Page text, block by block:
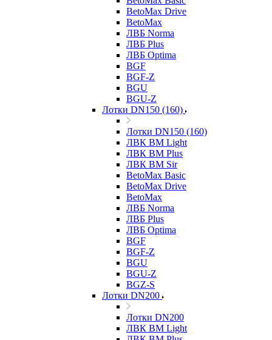
BetoMax Drive
BetoMax
ЛВБ Norma
ЛВБ Plus
ЛВБ Optima
BGF
BGF-Z
BGU
BGU-Z
Лотки DN150 (160)
Лотки DN150 (160)
ЛВК ВМ Light
ЛВК ВМ Plus
ЛВК ВМ Sir
BetoMax Basic
BetoMax Drive
BetoMax
ЛВБ Norma
ЛВБ Plus
ЛВБ Optima
BGF
BGF-Z
BGU
BGU-Z
BGZ-S
Лотки DN200
Лотки DN200
ЛВК ВМ Light